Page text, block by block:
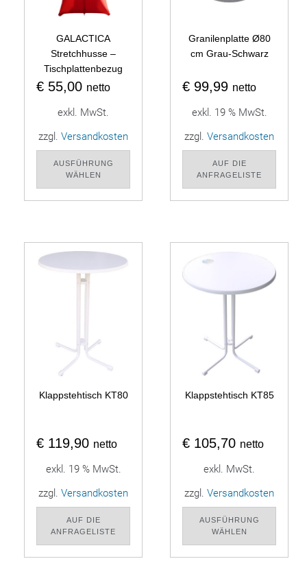
GALACTICA
Stretchhusse –
Tischplattenbezug
€ 55,00 netto
exkl. MwSt.
zzgl. Versandkosten
AUSFÜHRUNG
WÄHLEN
Granilenplatte Ø80
cm Grau-Schwarz
€ 99,99 netto
exkl. 19 % MwSt.
zzgl. Versandkosten
AUF DIE
ANFRAGELISTE
Klappstehtisch KT80
€ 119,90 netto
exkl. 19 % MwSt.
zzgl. Versandkosten
AUF DIE
ANFRAGELISTE
Klappstehtisch KT85
€ 105,70 netto
exkl. MwSt.
zzgl. Versandkosten
AUSFÜHRUNG
WÄHLEN